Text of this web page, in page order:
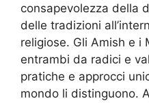
consapevolezza della
delle tradizioni
religiose. Gli Amish e i
entrambi da radici e
pratiche e approcci
mondo li distinguono.